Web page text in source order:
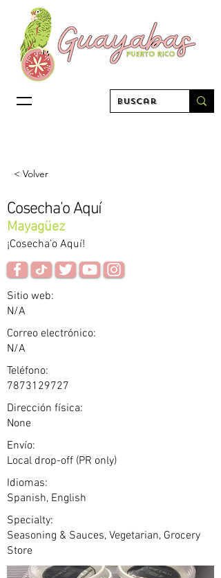
< Volver
Cosecha’o Aquí
Mayagüez
¡Cosecha’o Aquí!
Sitio web:
N/A
Correo electrónico:
N/A
Teléfono:
7873129727
Dirección física:
None
Envío:
Local drop-off (PR only)
Idiomas:
Spanish, English
Specialty:
Seasoning & Sauces, Vegetarian, Grocery
Store